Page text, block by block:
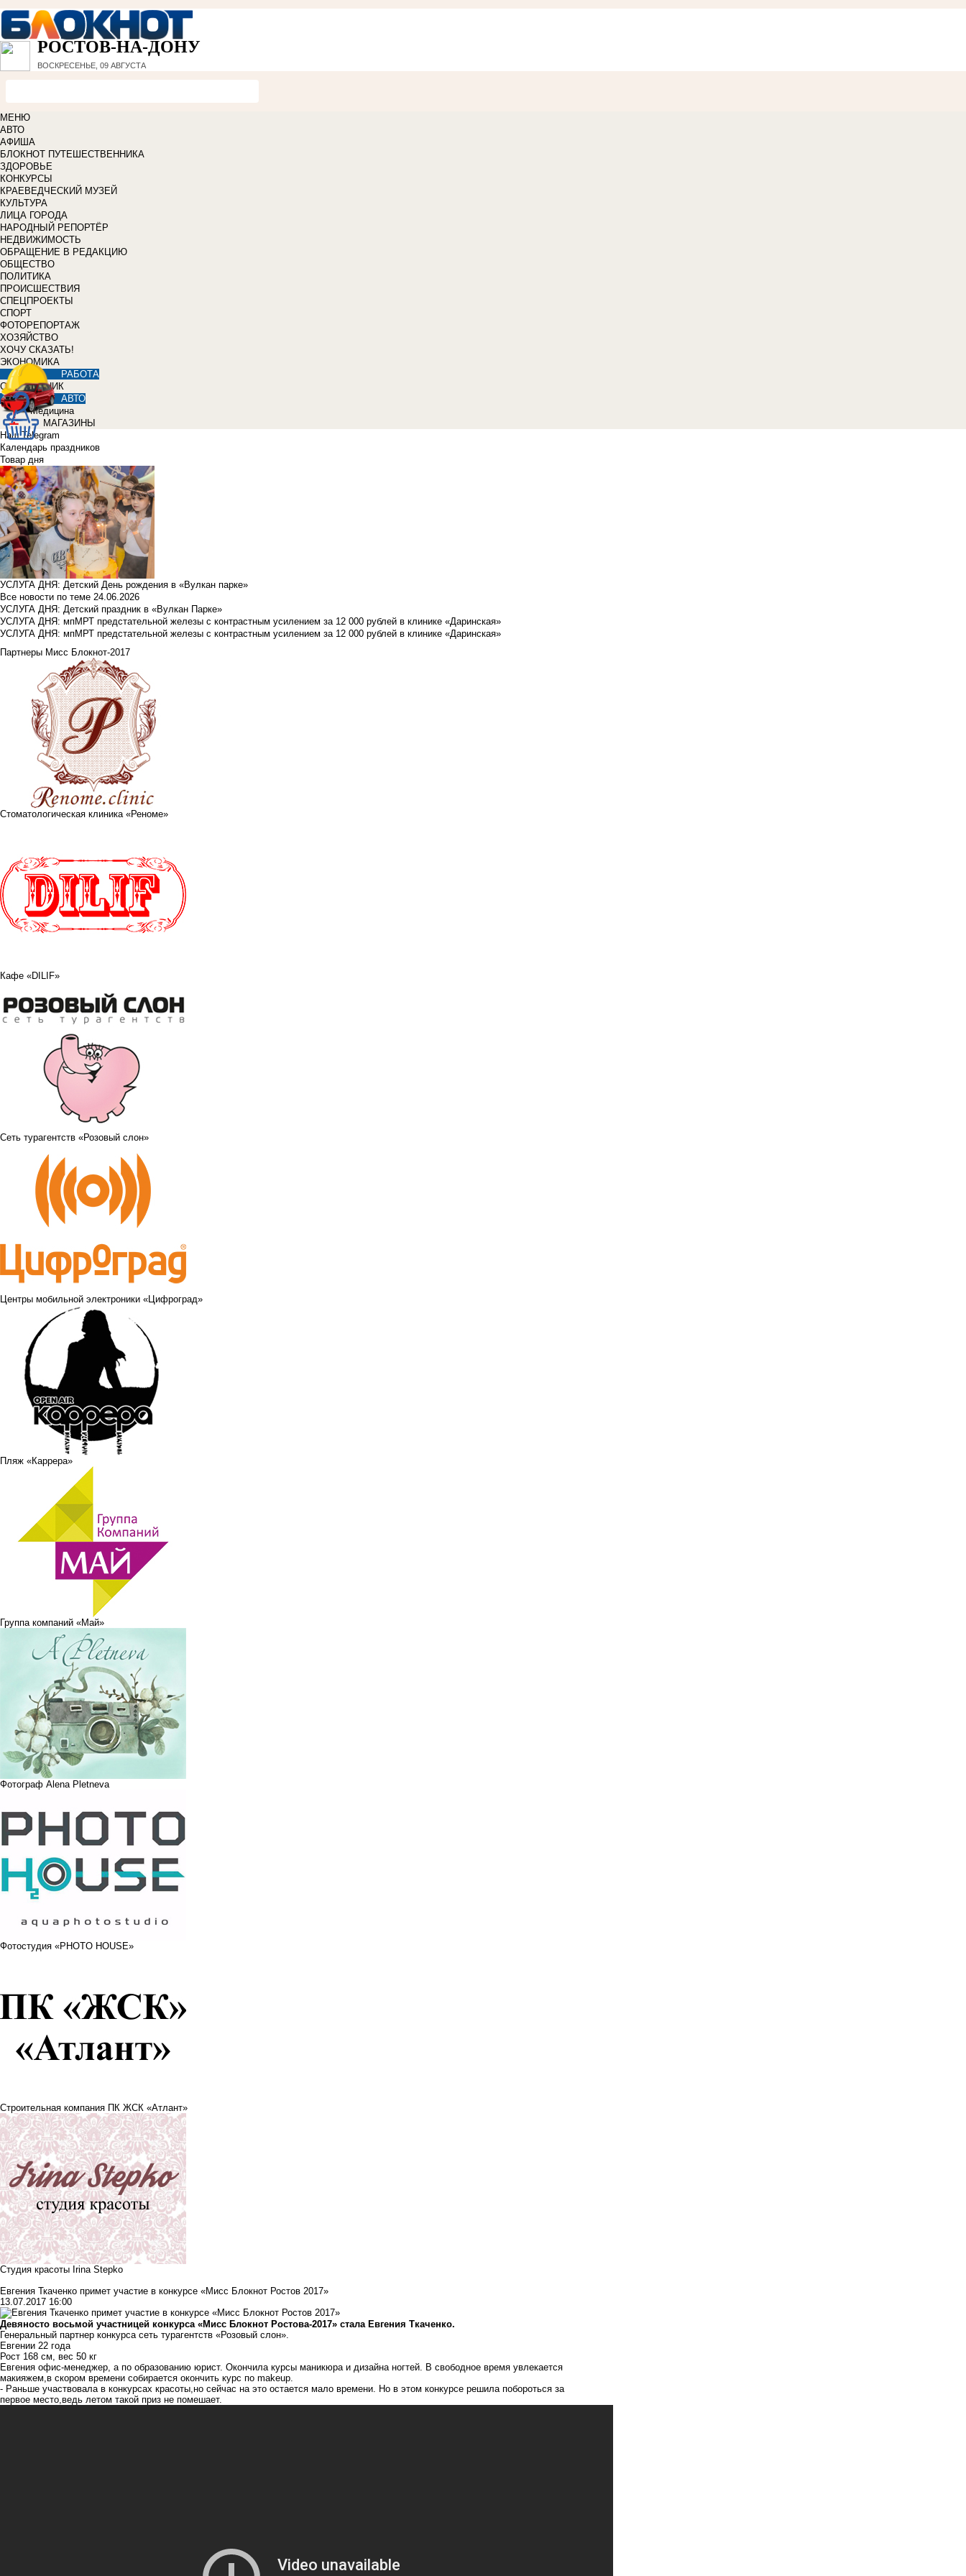
РОСТОВ-НА-ДОНУ
ВОСКРЕСЕНЬЕ, 09 АВГУСТА
МЕНЮ
АВТО
АФИША
БЛОКНОТ ПУТЕШЕСТВЕННИКА
ЗДОРОВЬЕ
КОНКУРСЫ
КРАЕВЕДЧЕСКИЙ МУЗЕЙ
КУЛЬТУРА
ЛИЦА ГОРОДА
НАРОДНЫЙ РЕПОРТЁР
НЕДВИЖИМОСТЬ
ОБРАЩЕНИЕ В РЕДАКЦИЮ
ОБЩЕСТВО
ПОЛИТИКА
ПРОИСШЕСТВИЯ
СПЕЦПРОЕКТЫ
СПОРТ
ФОТОРЕПОРТАЖ
ХОЗЯЙСТВО
ХОЧУ СКАЗАТЬ!
ЭКОНОМИКА
РАБОТА
СПРАВОЧНИК
АВТО
Медицина
МАГАЗИНЫ
Наш Telegram
Календарь праздников
Товар дня
УСЛУГА ДНЯ: Детский День рождения в «Вулкан парке»
Все новости по теме 24.06.2026
УСЛУГА ДНЯ: Детский праздник в «Вулкан Парке»
УСЛУГА ДНЯ: мпМРТ предстательной железы с контрастным усилением за 12 000 рублей в клинике «Даринская»
УСЛУГА ДНЯ: мпМРТ предстательной железы с контрастным усилением за 12 000 рублей в клинике «Даринская»
Партнеры Мисс Блокнот-2017
Стоматологическая клиника «Реноме»
Кафе «DILIF»
Сеть турагентств «Розовый слон»
Центры мобильной электроники «Цифроград»
Пляж «Каррера»
Группа компаний «Май»
Фотограф Alena Pletneva
Фотостудия «PHOTO HOUSE»
Строительная компания ПК ЖСК «Атлант»
Студия красоты Irina Stepko
Евгения Ткаченко примет участие в конкурсе «Мисс Блокнот Ростов 2017»
13.07.2017 16:00
Девяносто восьмой участницей конкурса «Мисс Блокнот Ростова-2017» стала Евгения Ткаченко.
Генеральный партнер конкурса сеть турагентств «Розовый слон».
Евгении 22 года
Рост 168 см, вес 50 кг
Евгения офис-менеджер, а по образованию юрист. Окончила курсы маникюра и дизайна ногтей. В свободное время увлекается
макияжем,в скором времени собирается окончить курс по makeup.
- Раньше участвовала в конкурсах красоты,но сейчас на это остается мало времени. Но в этом конкурсе решила побороться за
первое место,ведь летом такой приз не помешает.